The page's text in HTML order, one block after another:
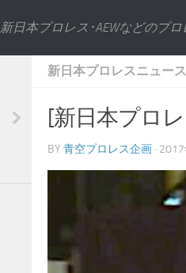
新日本プロレス･AEWなどのプ
新日本プロレスニュース
[新日本プロ
BY 青空プロレス企画 ·